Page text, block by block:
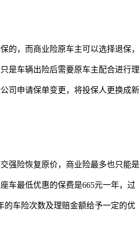
的，而商业险原车主可以选择退保，
是车辆出险后需要原车主配合进行理
司申请保单变更，将投保人更换成新
强险恢复原价，商业险最多也只能是
车最低优惠的保费是665元一年，过
的车险次数及理赔金额给予一定的优